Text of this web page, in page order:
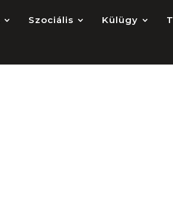
Szociális Külügy